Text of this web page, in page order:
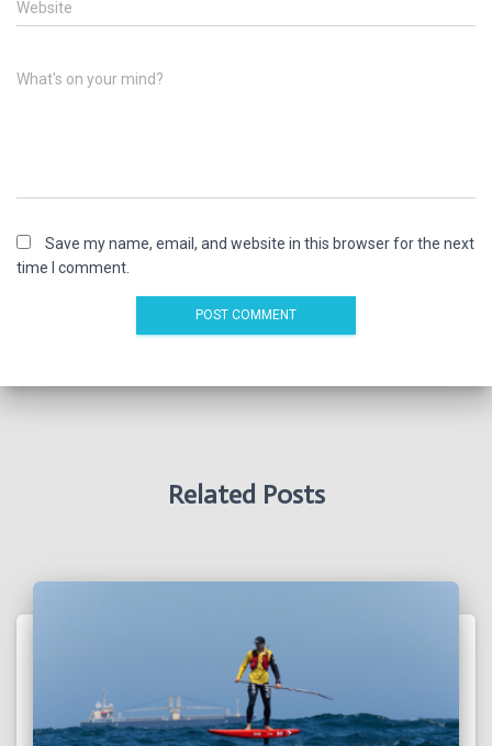
Website
What's on your mind?
Save my name, email, and website in this browser for the next
time I comment.
Related Posts